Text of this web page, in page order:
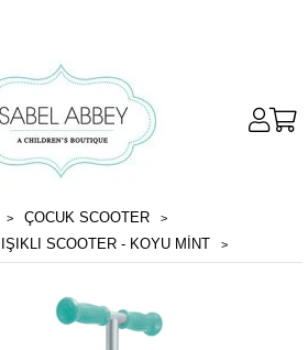
ÇOCUK SCOOTER
SCOOTER - KOYU MINT